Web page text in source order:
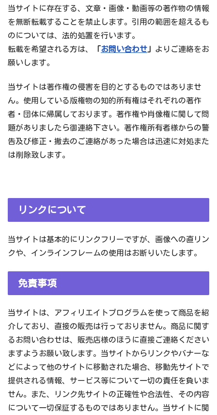
当サイトに存在する、文章・画像・動画等の著作物の情報
を無断転載することを禁止します。引用の範囲を超えるも
のについては、法的処置を行います。
転載を希望される方は、
「お問い合わせ
よりご連絡をお
願いします。
当サイトは著作権の侵害を目的とするものではありませ
ん。使用している版権物の知的所有権はそれぞれの著作
者・団体に帰属しております。著作権や肖像権に関して問
題がありましたら御連絡下さい。著作権所有者様からの警
告及び修正・撤去のご連絡があった場合は迅速に対処また
は削除致します。
リンクについて
当サイトは基本的にリンクフリーですが、画像への直リン
クや、インラインフレームの使用はお断りいたします。
免責事項
当サイトは、アフィリエイトプログラムを使って商品を紹
介しており、直接の販売は行っておりません。商品に関す
るお問い合わせは、販売店様のほうに直接ご連絡ください
ますようお願い致します。当サイトからリンクやバナーな
どによって他のサイトに移動された場合、移動先サイトで
提供される情報、サービス等について一切の責任を負いま
せん。また、リンク先サイトの正確性や合法性、その内容
について一切保証するものではありません。当サイトに関